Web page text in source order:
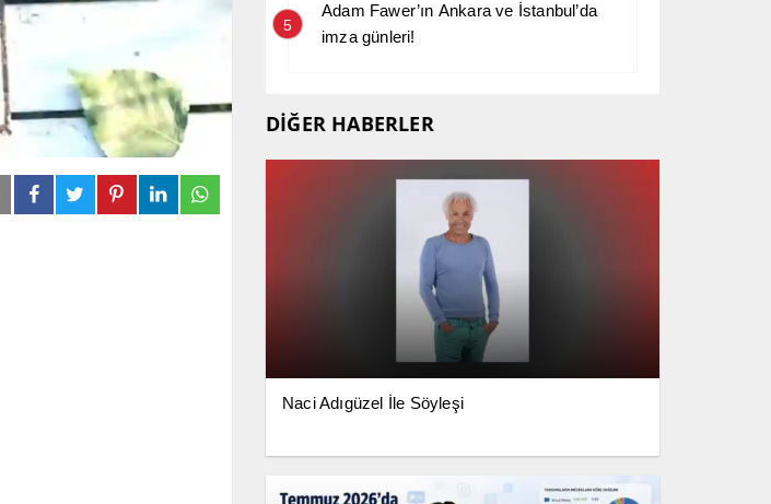
5
Adam Fawer’ın Ankara ve İstanbul’da
imza günleri!
DİĞER HABERLER
Naci Adıgüzel İle Söyleşi